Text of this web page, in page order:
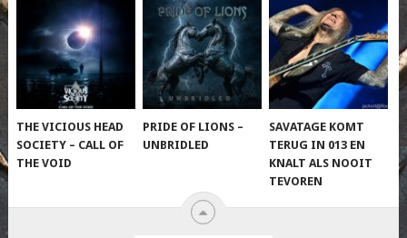
THE VICIOUS HEAD
SOCIETY – CALL OF
THE VOID
PRIDE OF LIONS –
UNBRIDLED
SAVATAGE KOMT
TERUG IN 013 EN
KNALT ALS NOOIT
TEVOREN